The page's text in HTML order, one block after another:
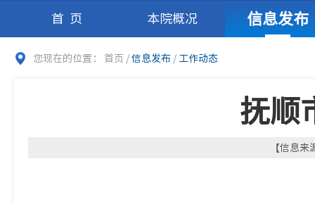
首页 本院概况 信息发布
您现在的位置： 首页 /信息发布 / 工作动态
抚顺
【信息